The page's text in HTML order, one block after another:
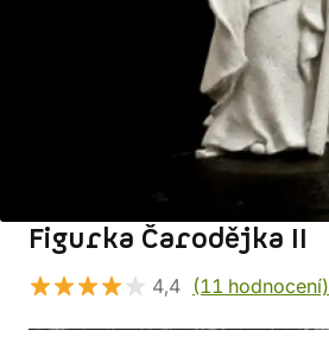
Figurka Čarodějka II
4,4 (11 hodnocení)